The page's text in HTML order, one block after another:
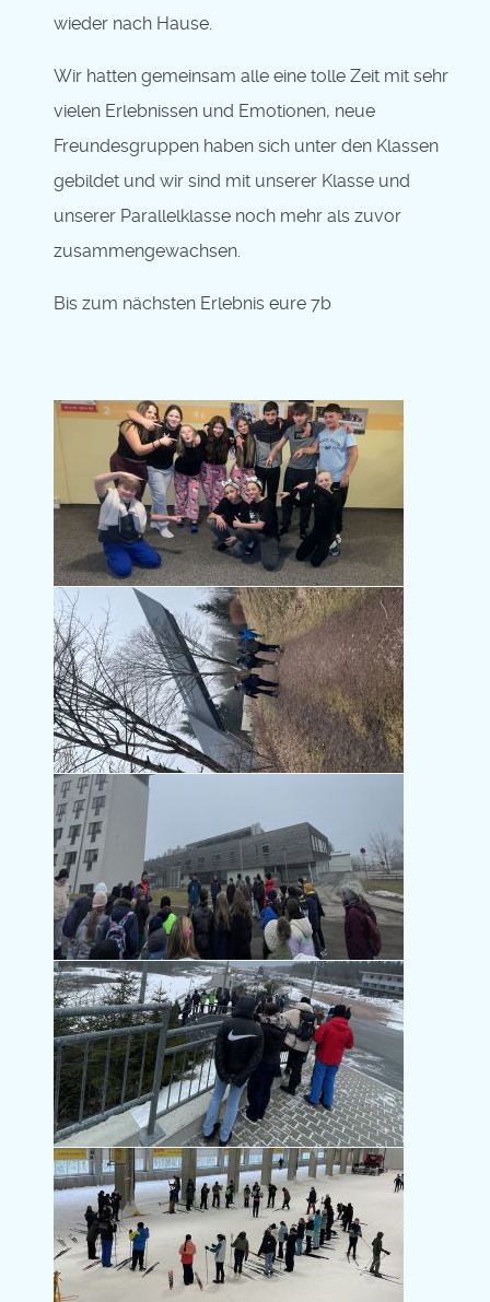
wieder nach Hause.
Wir hatten gemeinsam alle eine tolle Zeit mit sehr
vielen Erlebnissen und Emotionen, neue
Freundesgruppen haben sich unter den Klassen
gebildet und wir sind mit unserer Klasse und
unserer Parallelklasse noch mehr als zuvor
zusammengewachsen.
Bis zum nächsten Erlebnis eure 7b